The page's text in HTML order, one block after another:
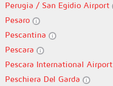
Perugia / San Egidio Airport
Pesaro
Pescantina
Pescara
Pescara International Airport
Peschiera Del Garda